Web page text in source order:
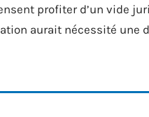
profiter d’un vide
aurait nécessité une